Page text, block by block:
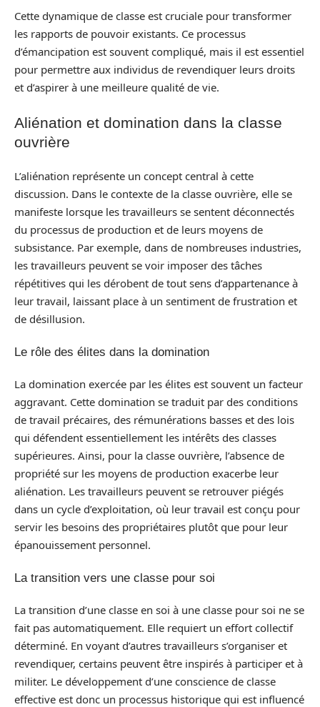
Cette dynamique de classe est cruciale pour transformer
les rapports de pouvoir existants. Ce processus
d’émancipation est souvent compliqué, mais il est essentiel
pour permettre aux individus de revendiquer leurs droits
et d’aspirer à une meilleure qualité de vie.
Aliénation et domination dans la classe
ouvrière
L’aliénation représente un concept central à cette
discussion. Dans le contexte de la classe ouvrière, elle se
manifeste lorsque les travailleurs se sentent déconnectés
du processus de production et de leurs moyens de
subsistance. Par exemple, dans de nombreuses industries,
les travailleurs peuvent se voir imposer des tâches
répétitives qui les dérobent de tout sens d’appartenance à
leur travail, laissant place à un sentiment de frustration et
de désillusion.
Le rôle des élites dans la domination
La domination exercée par les élites est souvent un facteur
aggravant. Cette domination se traduit par des conditions
de travail précaires, des rémunérations basses et des lois
qui défendent essentiellement les intérêts des classes
supérieures. Ainsi, pour la classe ouvrière, l’absence de
propriété sur les moyens de production exacerbe leur
aliénation. Les travailleurs peuvent se retrouver piégés
dans un cycle d’exploitation, où leur travail est conçu pour
servir les besoins des propriétaires plutôt que pour leur
épanouissement personnel.
La transition vers une classe pour soi
La transition d’une classe en soi à une classe pour soi ne se
fait pas automatiquement. Elle requiert un effort collectif
déterminé. En voyant d’autres travailleurs s’organiser et
revendiquer, certains peuvent être inspirés à participer et à
militer. Le développement d’une conscience de classe
effective est donc un processus historique qui est influencé